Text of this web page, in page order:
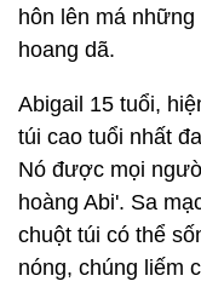
hôn lên má
hoang dã.
Abigail 15 tuổi,
túi cao tuổi nhất
Nó được mọi
hoàng Abi'. Sa
chuột túi có thể
nóng, chúng liếm